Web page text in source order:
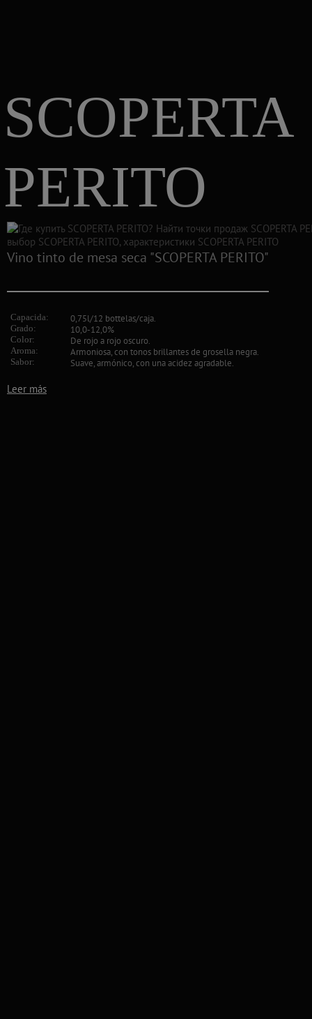
SCOPERTA
PERITO
Vino tinto de mesa seca "SCOPERTA PERITO"
Capacida: 0,75l/12 bottelas/caja.
Grado: 10,0-12,0%
Color: De rojo a rojo oscuro.
Aroma: Armoniosa, con tonos brillantes de grosella negra.
Sabor: Suave, armónico, con una acidez agradable.
Leer más